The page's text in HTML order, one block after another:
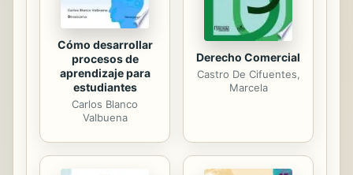
Cómo desarrollar
procesos de
aprendizaje para
estudiantes
Carlos Blanco
Valbuena
Derecho Comercial
Castro De Cifuentes,
Marcela